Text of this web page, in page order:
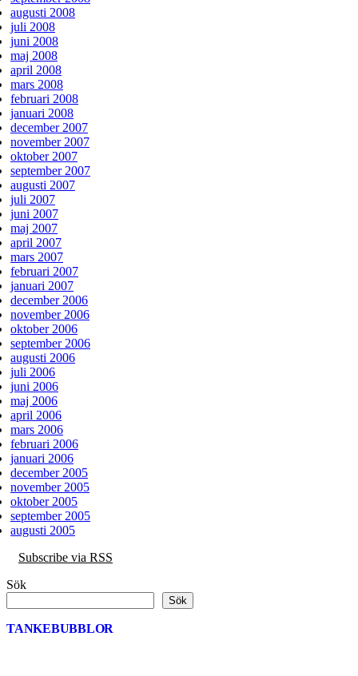
augusti 2008
juli 2008
juni 2008
maj 2008
april 2008
mars 2008
februari 2008
januari 2008
december 2007
november 2007
oktober 2007
september 2007
augusti 2007
juli 2007
juni 2007
maj 2007
april 2007
mars 2007
februari 2007
januari 2007
december 2006
november 2006
oktober 2006
september 2006
augusti 2006
juli 2006
juni 2006
maj 2006
april 2006
mars 2006
februari 2006
januari 2006
december 2005
november 2005
oktober 2005
september 2005
augusti 2005
Subscribe via RSS
Sök
Sök
TANKEBUBBLOR